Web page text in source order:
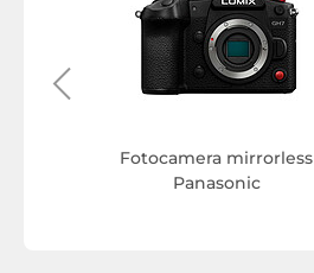
Fotocamera mirrorless
Panasonic